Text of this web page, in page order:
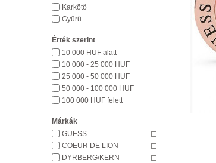
Karkötő
Gyűrű
Érték szerint
10 000 HUF alatt
10 000 - 25 000 HUF
25 000 - 50 000 HUF
50 000 - 100 000 HUF
100 000 HUF felett
Márkák
GUESS
COEUR DE LION
DYRBERG/KERN